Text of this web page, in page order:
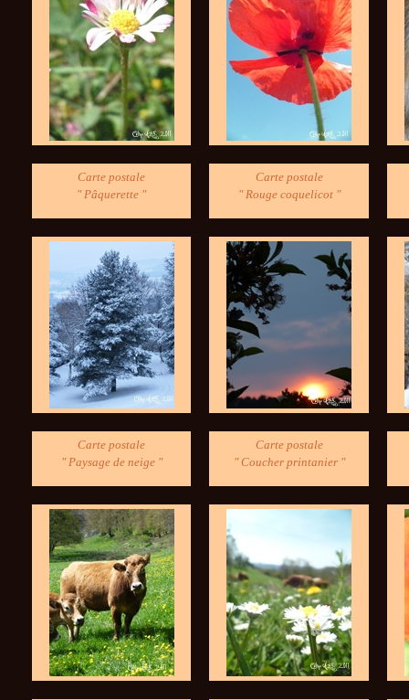
Carte postale
" Pâquerette "
Carte postale
" Rouge coquelicot "
Carte postale
" Paysage de neige "
Carte postale
" Coucher printanier "